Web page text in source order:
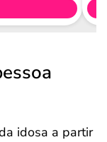
idosa a partir